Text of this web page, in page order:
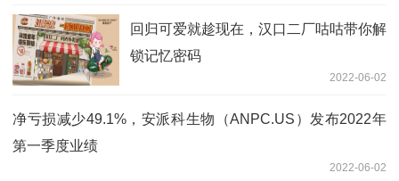
回归可爱就趁现在，汉口二厂咕咕带你解
锁记忆密码
2022-06-02
净亏损减少49.1%，安派科生物（ANPC.US）发布2022年
第一季度业绩
2022-06-02